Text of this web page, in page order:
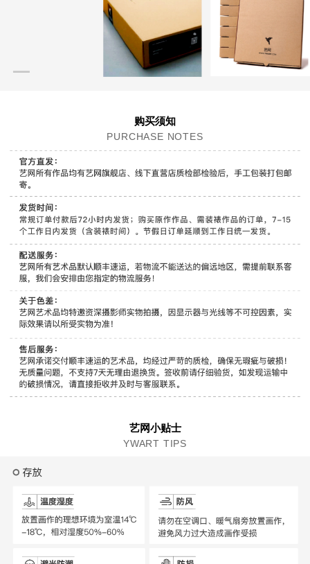
购买须知
PURCHASE NOTES
艺网小贴士
YWART TIPS